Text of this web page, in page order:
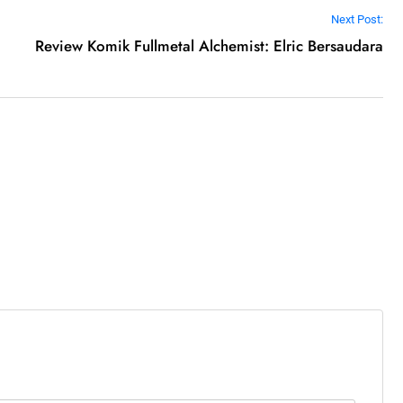
Next Post:
Review Komik Fullmetal Alchemist: Elric Bersaudara